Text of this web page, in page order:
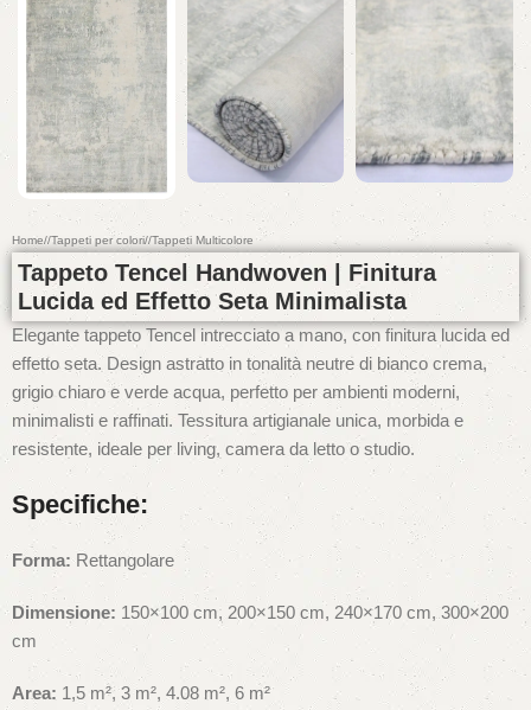
Home/ Tappeti per colori/ Tappeti Multicolore
Tappeto Tencel Handwoven | Finitura
Lucida ed Effetto Seta Minimalista
Elegante tappeto Tencel intrecciato a mano, con finitura lucida ed
effetto seta. Design astratto in tonalità neutre di bianco crema,
grigio chiaro e verde acqua, perfetto per ambienti moderni,
minimalisti e raffinati. Tessitura artigianale unica, morbida e
resistente, ideale per living, camera da letto o studio.
Specifiche:
Forma:Rettangolare
Dimensione: 150×100 cm, 200×150 cm, 240×170 cm, 300×200
cm
Area: 1,5 m², 3 m², 4.08 m², 6 m²